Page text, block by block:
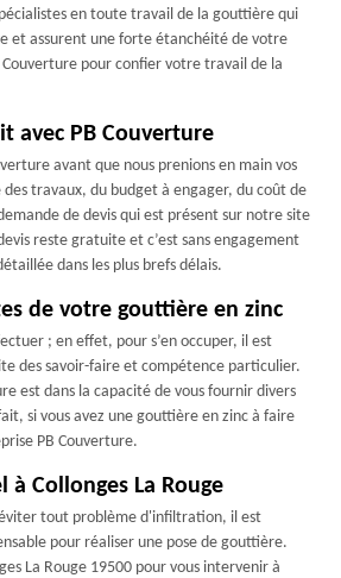
en toute travail de la gouttière qui
et assurent une forte étanchéité de votre
pour confier votre travail de la
avec PB Couverture
avant que nous prenions en main vos
des travaux, du budget à engager, du coût de
de devis qui est présent sur notre site
reste gratuite et c’est sans engagement
dans les plus brefs délais.
de votre gouttière en zinc
; en effet, pour s’en occuper, il est
des savoir-faire et compétence particulier.
est dans la capacité de vous fournir divers
si vous avez une gouttière en zinc à faire
PB Couverture.
Collonges La Rouge
tout problème d'infiltration, il est
pour réaliser une pose de gouttière.
La Rouge 19500 pour vous intervenir à